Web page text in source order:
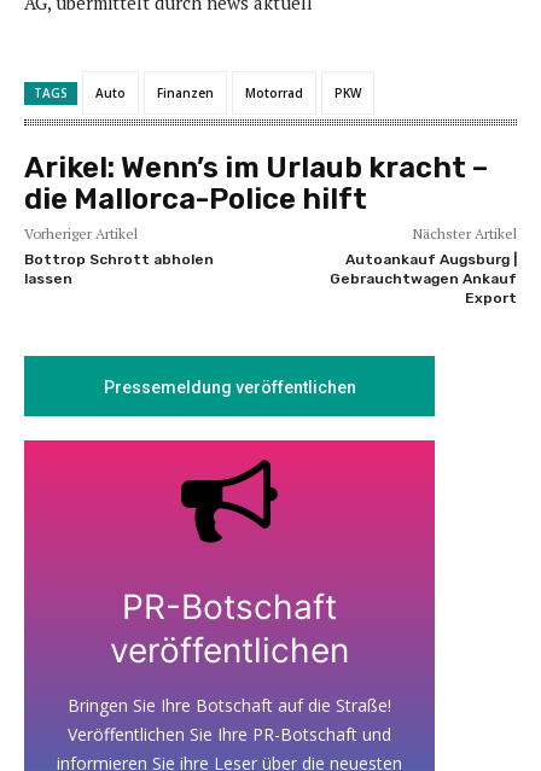
TAGS Auto Finanzen Motorrad PKW
Arikel: Wenn’s im Urlaub kracht –
die Mallorca-Police hilft
Vorheriger Artikel
Bottrop Schrott abholen
lassen
Nächster Artikel
Autoankauf Augsburg |
Gebrauchtwagen Ankauf
Export
Pressemeldung veröffentlichen
PR-Botschaft
veröffentlichen
Bringen Sie Ihre Botschaft auf die Straße!
Veröffentlichen Sie Ihre PR-Botschaft und
informieren Sie ihre Leser über die neuesten